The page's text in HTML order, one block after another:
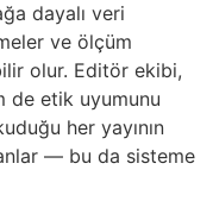
dayalı veri
ve ölçüm
olur. Editör ekibi,
de etik uyumunu
her yayının
— bu da sisteme